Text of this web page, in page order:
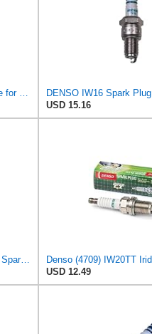
DENSO IW16 Spark Plug
USD 15.16
Denso (5305) IW16 Iridium Power Spark Plug, (Pack of 1)
USD 12.49